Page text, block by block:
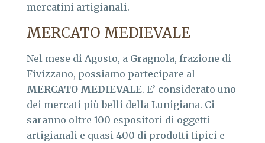
mercatini artigianali.
MERCATO MEDIEVALE
Nel mese di Agosto, a Gragnola, frazione di
Fivizzano, possiamo partecipare al
MERCATO MEDIEVALE. E’ considerato uno
dei mercati più belli della Lunigiana. Ci
saranno oltre 100 espositori di oggetti
artigianali e quasi 400 di prodotti tipici e